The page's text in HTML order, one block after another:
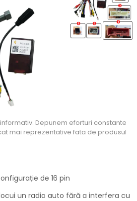
Depunem eforturi constante
mai reprezentative fata de produsul
de 16 pin
un radio auto fără a interfera cu